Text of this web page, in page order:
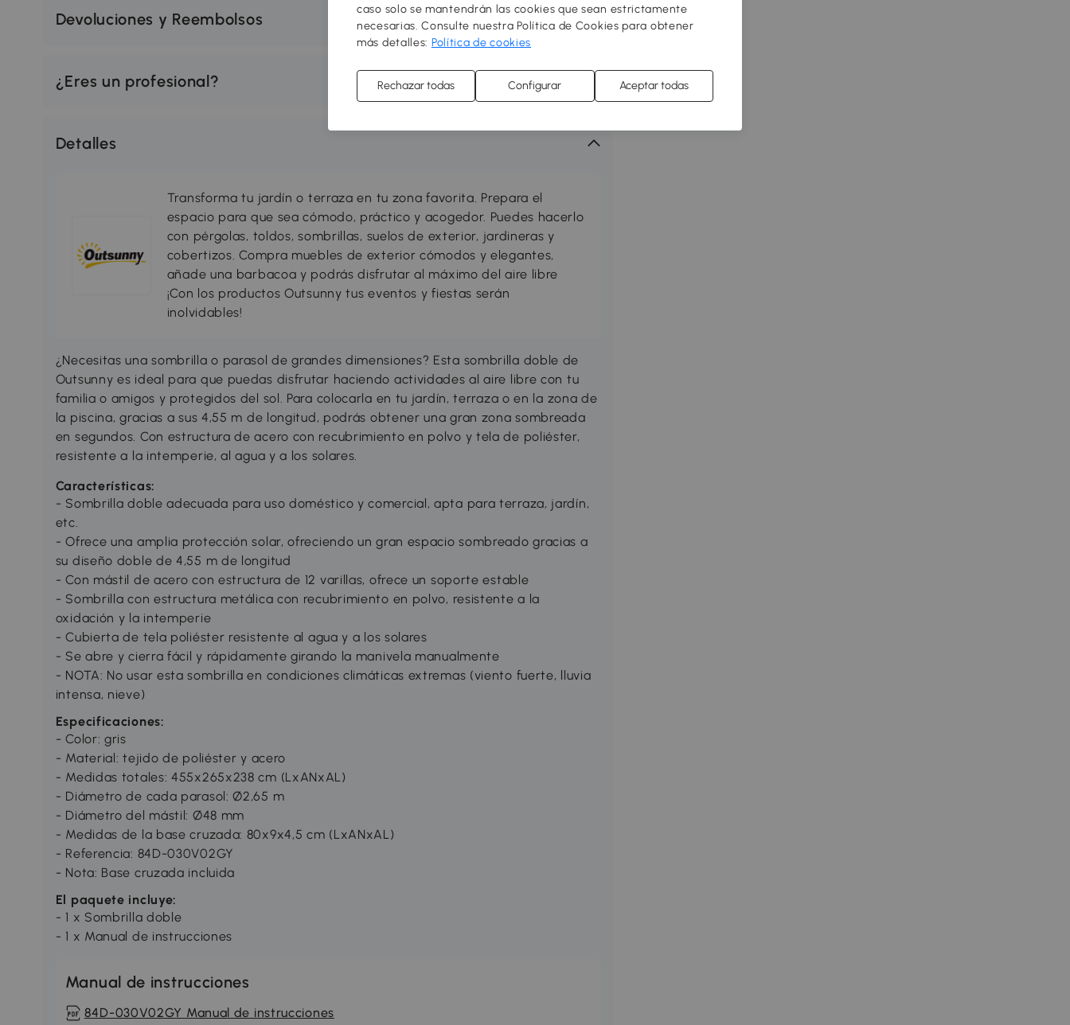
Devoluciones y Reembolsos
¿Eres un profesional?
Detalles
Transforma tu jardín o terraza en tu zona favorita. Prepara el
espacio para que sea cómodo, práctico y acogedor. Puedes hacerlo
con pérgolas, toldos, sombrillas, suelos de exterior, jardineras y
cobertizos. Compra muebles de exterior cómodos y elegantes,
añade una barbacoa y podrás disfrutar al máximo del aire libre
¡Con los productos Outsunny tus eventos y fiestas serán
inolvidables!
¿Necesitas una sombrilla o parasol de grandes dimensiones? Esta sombrilla doble de
Outsunny es ideal para que puedas disfrutar haciendo actividades al aire libre con tu
familia o amigos y protegidos del sol. Para colocarla en tu jardín, terraza o en la zona de
la piscina, gracias a sus 4,55 m de longitud, podrás obtener una gran zona sombreada
en segundos. Con estructura de acero con recubrimiento en polvo y tela de poliéster,
resistente a la intemperie, al agua y a los solares.
Características:
- Sombrilla doble adecuada para uso doméstico y comercial, apta para terraza, jardín,
etc.
- Ofrece una amplia protección solar, ofreciendo un gran espacio sombreado gracias a
su diseño doble de 4,55 m de longitud
- Con mástil de acero con estructura de 12 varillas, ofrece un soporte estable
- Sombrilla con estructura metálica con recubrimiento en polvo, resistente a la
oxidación y la intemperie
- Cubierta de tela poliéster resistente al agua y a los solares
- Se abre y cierra fácil y rápidamente girando la manivela manualmente
- NOTA: No usar esta sombrilla en condiciones climáticas extremas (viento fuerte, lluvia
intensa, nieve)
Especificaciones:
- Color: gris
- Material: tejido de poliéster y acero
- Medidas totales: 455x265x238 cm (LxANxAL)
- Diámetro de cada parasol: Ø2,65 m
- Diámetro del mástil: Ø48 mm
- Medidas de la base cruzada: 80x9x4,5 cm (LxANxAL)
- Referencia: 84D-030V02GY
- Nota: Base cruzada incluida
El paquete incluye:
- 1 x Sombrilla doble
- 1 x Manual de instrucciones
Manual de instrucciones
84D-030V02GY Manual de instrucciones
caso solo se mantendrán las cookies que sean estrictamente
necesarias. Consulte nuestra Política de Cookies para obtener
más detalles: Política de cookies
Rechazar todas Configurar Aceptar todas